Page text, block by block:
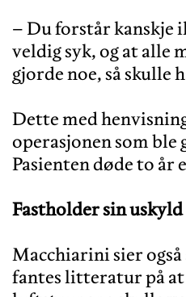
– Du forstår kanskje
veldig syk, og at alle
gjorde noe, så skulle
Dette med
operasjonen som
Pasienten døde to år
Fastholder sin uskyld
Macchiarini sier
fantes litteratur på at